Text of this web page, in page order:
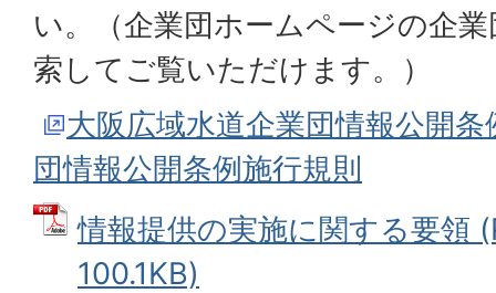
い。（企業団ホームページの企
索してご覧いただけます。）
大阪広域水道企業団情報公開
団情報公開条例施行規則
情報提供の実施に関する要領
100.1KB)